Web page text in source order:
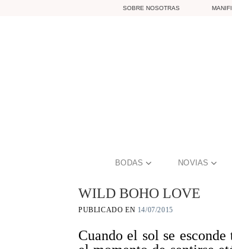
SOBRE NOSOTRAS
BODAS NOVIAS
WILD BOHO LOVE
PUBLICADO EN 14/07/2015
Cuando el sol se